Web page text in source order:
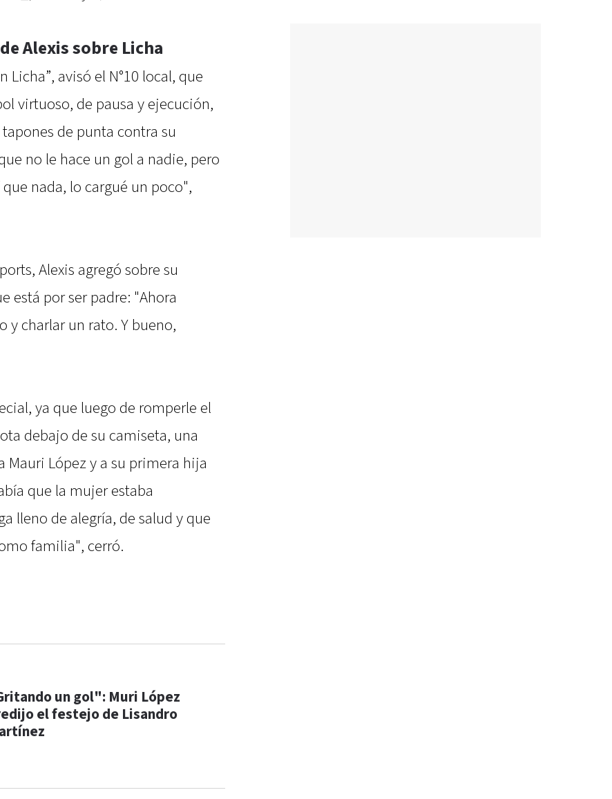
Alexis sobre Licha
avisó el N°10 local, que
virtuoso, de pausa y ejecución,
de punta contra su
no le hace un gol a nadie, pero
nada, lo cargué un poco",
Alexis agregó sobre su
está por ser padre: "Ahora
y charlar un rato. Y bueno,
ya que luego de romperle el
debajo de su camiseta, una
López y a su primera hija
que la mujer estaba
lleno de alegría, de salud y que
familia", cerró.
un gol": Muri López
el festejo de Lisandro